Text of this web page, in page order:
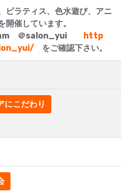
ピラティス、色水遊び、アニ
催しています。
＠salon_yui
http
をご確認下さい。
にこだわり